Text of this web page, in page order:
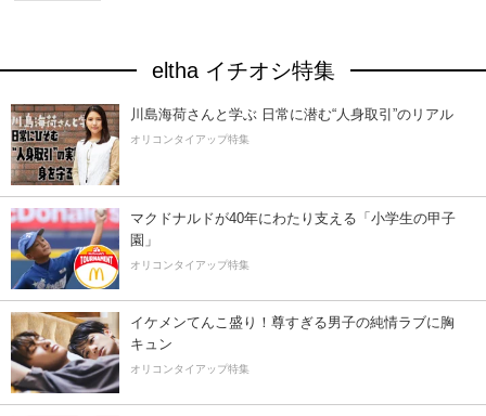
eltha イチオシ特集
川島海荷さんと学ぶ 日常に潜む“人身取引”のリアル
オリコンタイアップ特集
マクドナルドが40年にわたり支える「小学生の甲子
園」
オリコンタイアップ特集
イケメンてんこ盛り！尊すぎる男子の純情ラブに胸
キュン
オリコンタイアップ特集